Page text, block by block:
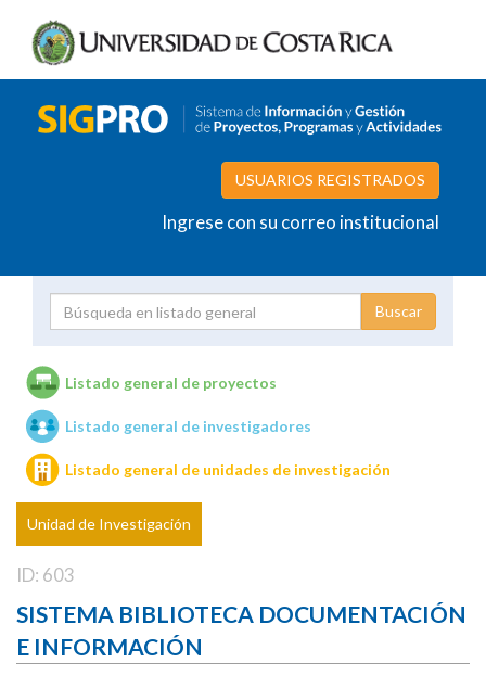
USUARIOS REGISTRADOS
Ingrese con su correo institucional
Unidades de investigación
Listado general de proyectos
Listado general de investigadores
Listado general de unidades de investigación
Unidad de Investigación
ID: 603
SISTEMA BIBLIOTECA DOCUMENTACIÓN
E INFORMACIÓN